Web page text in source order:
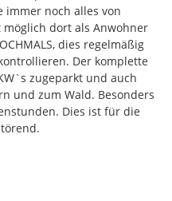
immer noch alles von
dort als Anwohner
dies regelmäßig
Der komplette
zugeparkt und auch
und zum Wald. Besonders
Dies ist für die